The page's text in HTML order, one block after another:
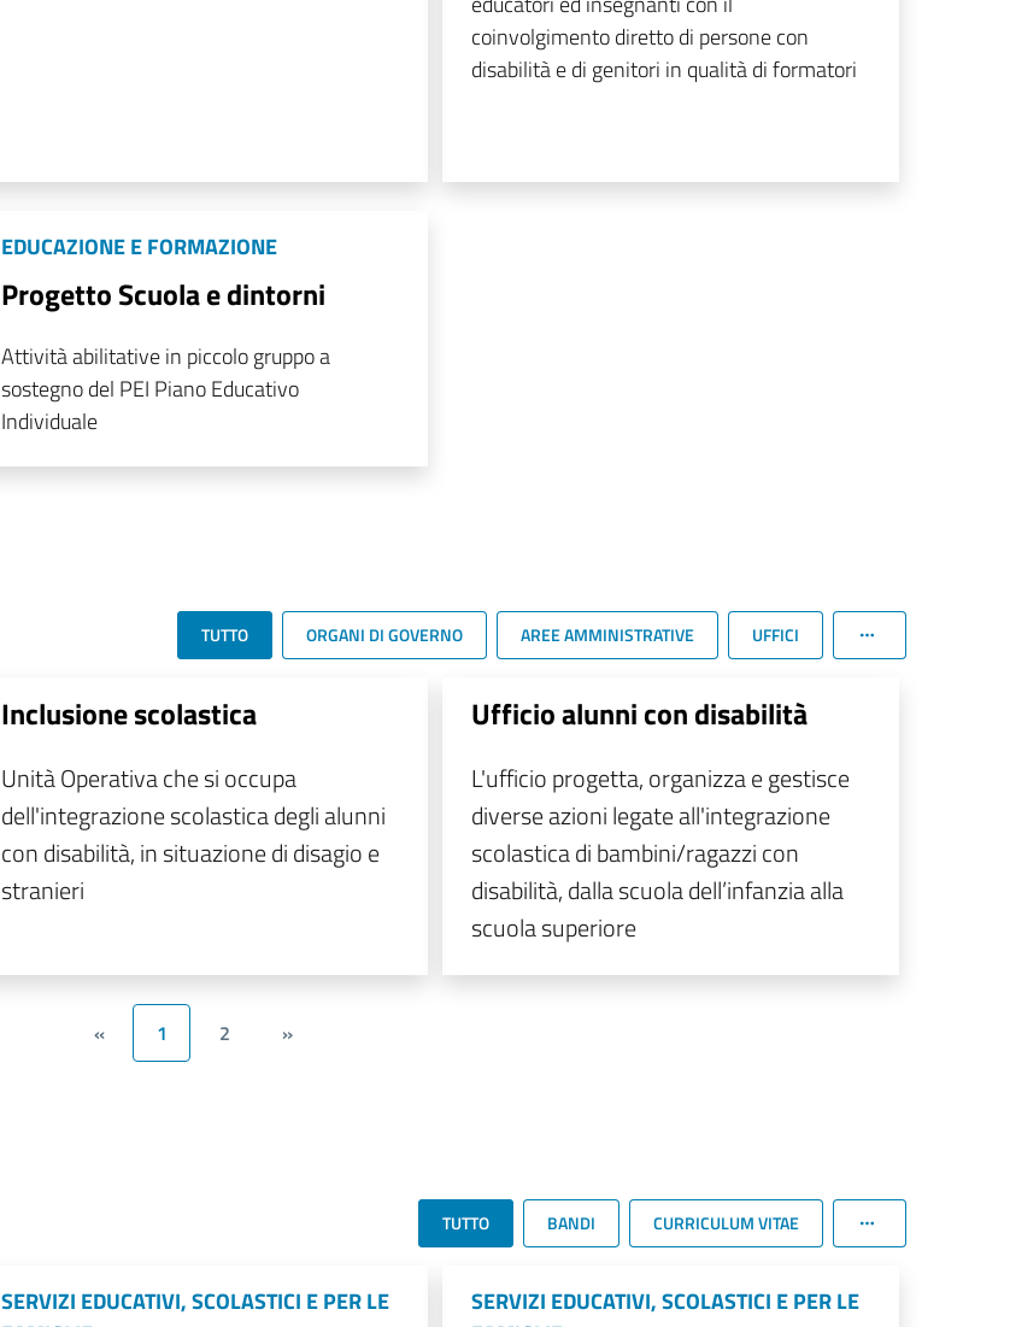
coinvolgimento diretto di persone con
disabilità e di genitori in qualità di formatori
EDUCAZIONE E FORMAZIONE
Progetto Scuola e dintorni
Attività abilitative in piccolo gruppo a
sostegno del PEI Piano Educativo
Individuale
TUTTO ORGANI DI GOVERNO AREE AMMINISTRATIVE UFFICI
Inclusione scolastica
Unità Operativa che si occupa
dell'integrazione scolastica degli alunni
con disabilità, in situazione di disagio e
stranieri
Ufficio alunni con disabilità
L'ufficio progetta, organizza e gestisce
diverse azioni legate all'integrazione
scolastica di bambini/ragazzi con
disabilità, dalla scuola dell’infanzia alla
scuola superiore
« 1 2 »
TUTTO BANDI CURRICULUM VITAE
SERVIZI EDUCATIVI, SCOLASTICI E PER LE
SERVIZI EDUCATIVI, SCOLASTICI E PER LE